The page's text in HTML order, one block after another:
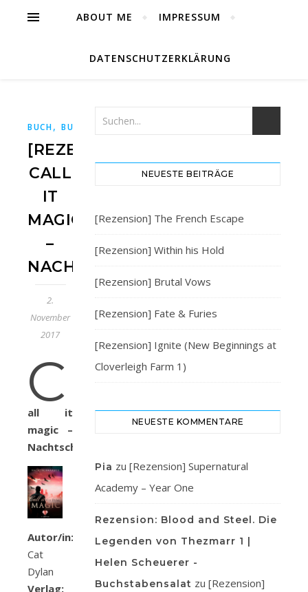
ABOUT ME IMPRESSUM
DATENSCHUTZERKLÄRUNG
BUCH, BUCHBLOG, BÜCHER
[REZENSION]
CALL
IT
MAGIC
–
NACHTSCHWÄRMER
2.
November
2017
C
all it
magic –
Nachtschwärmer
Autor/in:
Cat
Dylan
Verlag:
NEUESTE BEITRÄGE
[Rezension] The French Escape
[Rezension] Within his Hold
[Rezension] Brutal Vows
[Rezension] Fate & Furies
[Rezension] Ignite (New Beginnings at
Cloverleigh Farm 1)
NEUESTE KOMMENTARE
Pia zu [Rezension] Supernatural
Academy – Year One
Rezension: Blood and Steel. Die
Legenden von Thezmarr 1 |
Helen Scheuerer -
Buchstabensalat zu [Rezension]